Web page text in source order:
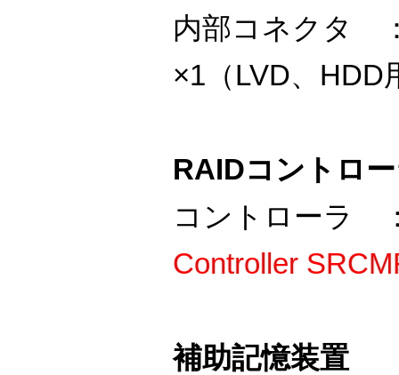
内部コネクタ
×1（LVD、HDD
RAIDコントロ
コントロー
Controller
補助記憶装置